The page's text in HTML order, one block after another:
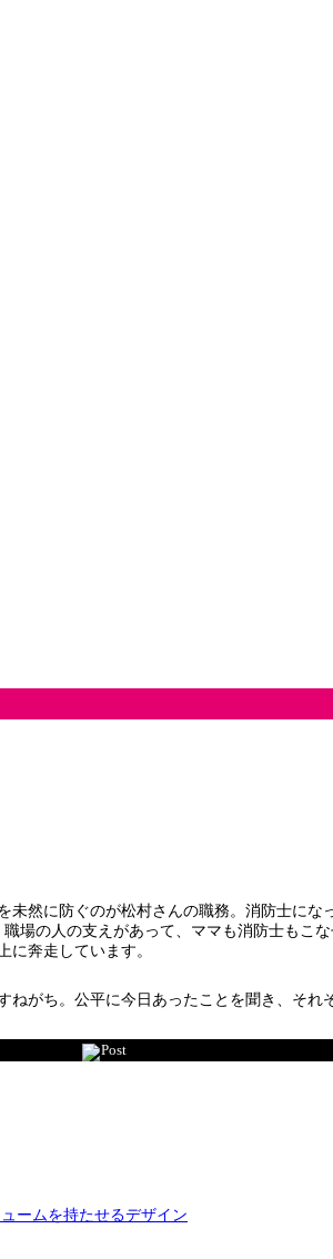
然に防ぐのが松村さんの職務。消防士に
場の人の支えがあって、ママも消防士もこ
奔走しています。
がち。公平に今日あったことを聞き、そ
Post
ームを持たせるデザイン